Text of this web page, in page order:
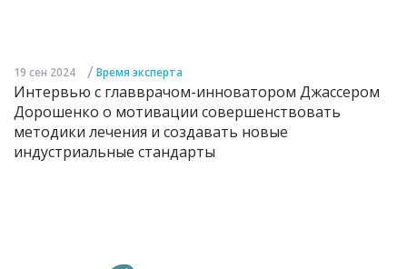
19 сен 2024 / Время эксперта
Интервью с главврачом-инноватором Джассером
Дорошенко о мотивации совершенствовать
методики лечения и создавать новые
индустриальные стандарты